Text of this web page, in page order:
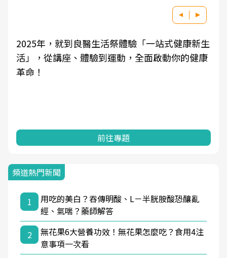
良醫健康網從「換季的身體變化」出發，透過醫
學觀點與日常感受的對話，建立對亞健康的認
知，進而引導實際的改善行動。
前往專題
頻道熱門新聞
1
用吃的美白？吞傳明酸、L－半胱胺酸恐釀亂
經、氣喘？藥師解答
2
無花果6大營養功效！無花果怎麼吃？食用4注
意事項一次看